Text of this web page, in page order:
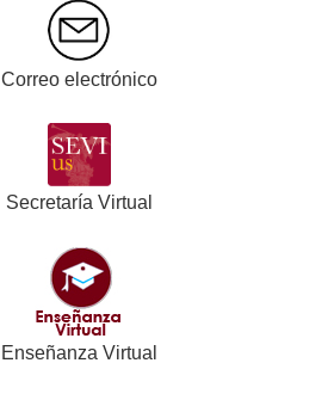
Correo electrónico
Secretaría Virtual
Enseñanza Virtual